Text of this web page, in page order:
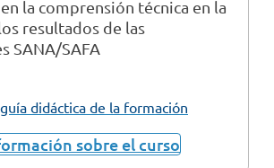
la comprensión técnica en la
resultados de las
SANA/SAFA
didáctica de la formación
sobre el curso